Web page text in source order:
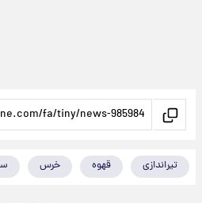
تیراندازی قهوه خرس